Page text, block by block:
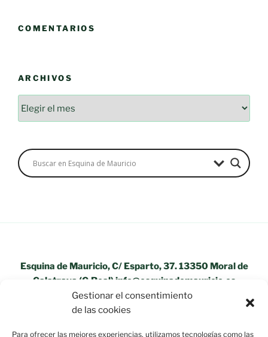
Gestionar el consentimiento
de las cookies
Para ofrecer las mejores experiencias, utilizamos tecnologías como las
COMENTARIOS
ARCHIVOS
Esquina de Mauricio, C/ Esparto, 37. 13350 Moral de
Calatrava (C.Real) info@esquinademauricio.es
«Aviso Legal»